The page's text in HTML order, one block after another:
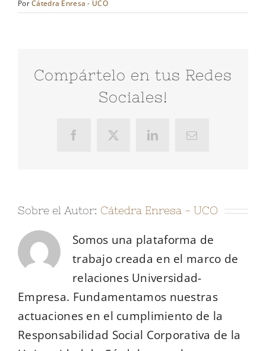
PorCátedra Enresa - UCO
Compártelo en tus Redes
Sociales!
FacebookX LinkedInCorreo
Sobre el Autor: Cátedra Enresa - UCO
Somos una plataforma de
trabajo creada en el marco de
relaciones Universidad-
Empresa. Fundamentamos nuestras
actuaciones en el cumplimiento de la
Responsabilidad Social Corporativa de la